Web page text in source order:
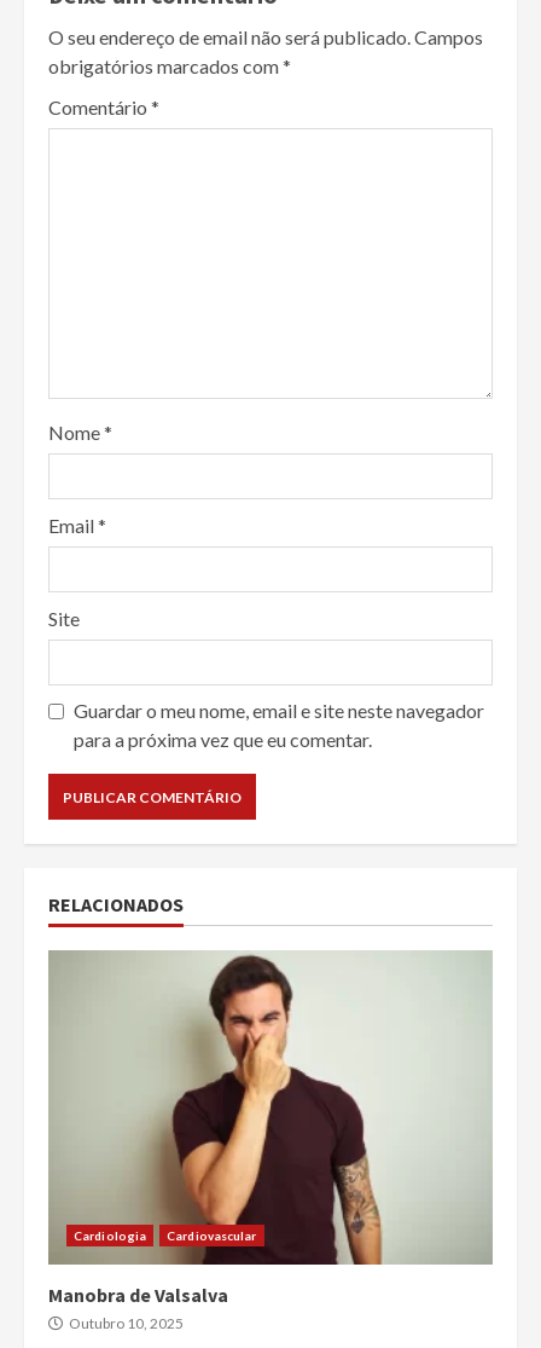
O seu endereço de email não será publicado.Campos
obrigatórios marcados com*
Comentário *
Nome*
Email*
Site
Guardar o meu nome, email e site neste navegador
para a próxima vez que eu comentar.
RELACIONADOS
Cardiologia Cardiovascular
Manobra de Valsalva
Outubro 10, 2025